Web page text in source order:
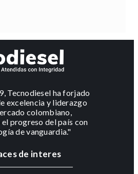
Tecnodiesel ha forjado
excelencia y liderazgo
colombiano,
progreso del país con
de vanguardia."
de interes